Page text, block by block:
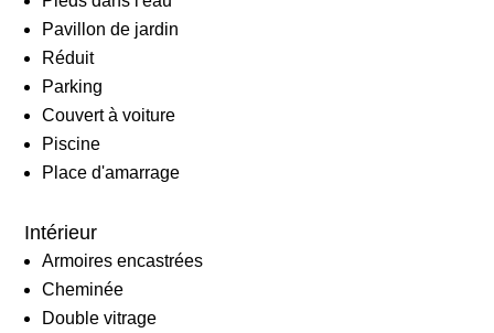
Pavillon de jardin
Réduit
Parking
Couvert à voiture
Piscine
Place d'amarrage
Intérieur
Armoires encastrées
Cheminée
Double vitrage